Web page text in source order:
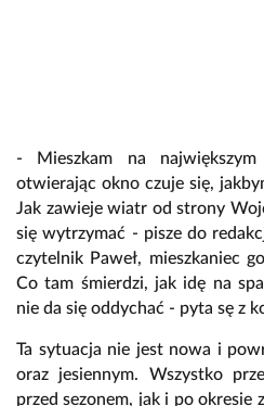
- Mieszkam na
otwierając okno czuje się,
Jak zawieje wiatr od strony
się wytrzymać - pisze do
czytelnik Paweł, mieszkaniec
Co tam śmierdzi, jak idę na
nie da się oddychać - pyta sę z
Ta sytuacja nie jest nowa i
oraz jesiennym. Wszystko
przed sezonem, jak i po okresie